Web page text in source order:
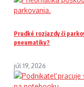
Prudké rozjazdy či
pneumatiky?
júl 19, 2026